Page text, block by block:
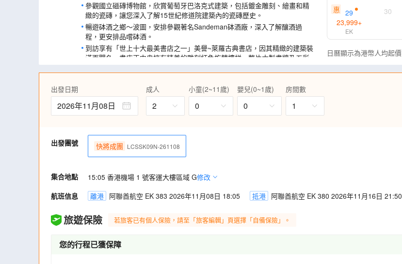
參觀國立磁磚博物館，欣賞葡萄牙巴洛克式建築，包括鍍金雕刻、繪畫和精
緻的瓷磚，讓您深入了解15世紀修道院建築內的瓷磚歷史。
暢遊砵酒之鄉～波圖，安排參觀著名Sandeman砵酒廠，深入了解釀酒過
程，更安排品嚐砵酒。
到訪享有「世上十大最美書店之一」美譽~萊羅古典書店，因其精緻的建築裝
潢而聞名，書店正中央擁有精美的雕刻紅色旋轉樓梯、整片木製書牆及五彩
史古蹟，體驗水都風情。
遊覽世界文化遺產之歷史古城～薩拉曼卡，城內佈滿宏麗建築、歷史文物，
包括西班牙最早建立的薩拉曼卡大學。
走進以羅馬水道橋聞名的塞哥維亞古城，參觀雄偉的羅馬高架水道橋，讚嘆
兩千年來屹立不搖的歷史遺跡。
後方即為峭壁，名副其實是天空之城。景點集中在山邊，其中以大教堂、懸
壁屋及鵝卵石街道最具特色。城區仍完整保留中世紀的樣貌，噴泉、拱門、
窄街和教堂散落古城的每個角落。
波浪立面興建而成，打破傳統線條框框的米拉之家。
惠
29
23,999+
EK
30
日曆顯示為港幣人均起價
出發日期
2026年11月08日
成人
2
小童(2~11歲)
0
嬰兒(0~1歲)
0
房間數
1
出發團號 快將成團 LCSSK09N-261108
集合地點 15:05 香港機場 1 號客運大樓區域 G修改
航班信息
離港 阿聯酋航空 EK 383 2026年11月08日 18:05 抵港 阿聯酋航空 EK 380 2026年11月16日 21:50
旅遊保險 若旅客已有個人保險，請至「旅客編輯」頁選擇「自備保險」。
您的行程已獲保障